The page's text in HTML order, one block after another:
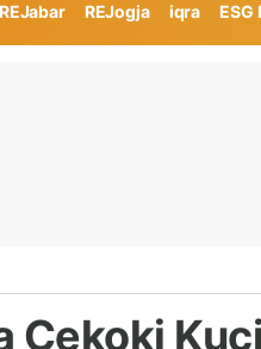
REJabar REJogja iqra ESG
Cekoki